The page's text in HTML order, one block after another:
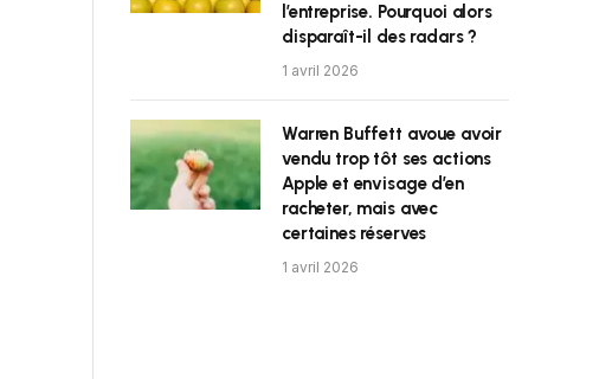
l’entreprise. Pourquoi alors
disparaît-il des radars ?
1 avril 2026
Warren Buffett avoue avoir
vendu trop tôt ses actions
Apple et envisage d’en
racheter, mais avec
certaines réserves
1 avril 2026